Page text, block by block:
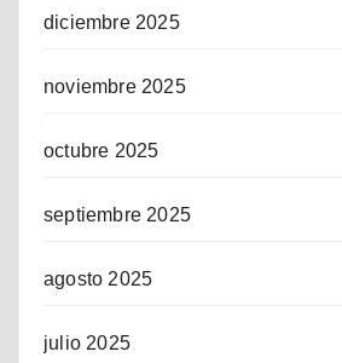
diciembre 2025
noviembre 2025
octubre 2025
septiembre 2025
agosto 2025
julio 2025